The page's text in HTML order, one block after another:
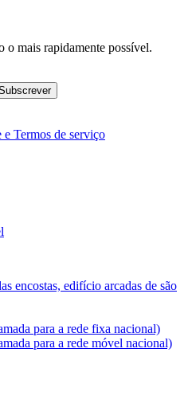
o mais rapidamente possível.
Termos de serviço
encostas, edifício arcadas de são
para a rede fixa nacional)
para a rede móvel nacional)